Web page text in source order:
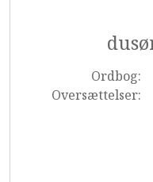
Ordbog:
Oversættelser: